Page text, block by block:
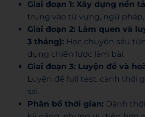
Giai đoạn 1: Xây dựng nền
trung vào từ vựng, ngữ
Giai đoạn 2: Làm quen và
3 tháng): Học chuyên sâu
dụng chiến lược làm bài.
Giai đoạn 3: Luyện đề và
Luyện đề full test, canh thời
sai.
Phân bổ thời gian: Dành